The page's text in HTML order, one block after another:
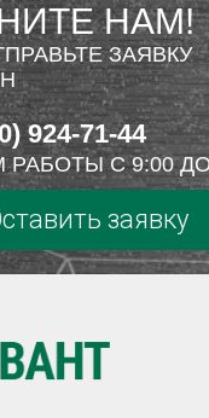
НАМ!
ЗАЯВКУ
924-71-44
С 9:00 ДО
заявку